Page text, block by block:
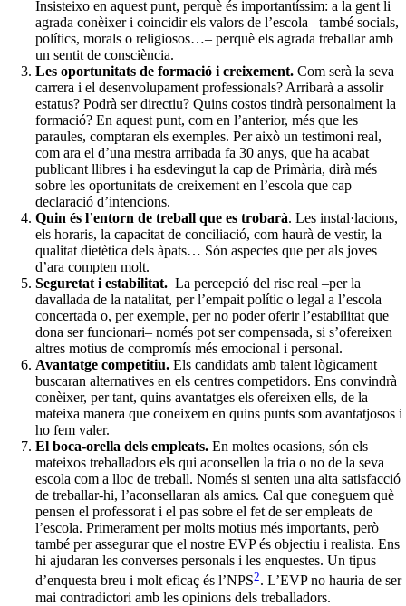
Insisteixo en aquest punt, perquè és importantíssim: a la gent li
agrada conèixer i coincidir els valors de l’escola –també socials,
polítics, morals o religiosos…– perquè els agrada treballar amb
un sentit de consciència.
Les oportunitats de formació i creixement. Com serà la seva
carrera i el desenvolupament professionals? Arribarà a assolir
estatus? Podrà ser directiu? Quins costos tindrà personalment la
formació? En aquest punt, com en l’anterior, més que les
paraules, comptaran els exemples. Per això un testimoni real,
com ara el d’una mestra arribada fa 30 anys, que ha acabat
publicant llibres i ha esdevingut la cap de Primària, dirà més
sobre les oportunitats de creixement en l’escola que cap
declaració d’intencions.
Quin és l’entorn de treball que es trobarà. Les instal·lacions,
els horaris, la capacitat de conciliació, com haurà de vestir, la
qualitat dietètica dels àpats… Són aspectes que per als joves
d’ara compten molt.
Seguretat i estabilitat. La percepció del risc real –per la
davallada de la natalitat, per l’empait polític o legal a l’escola
concertada o, per exemple, per no poder oferir l’estabilitat que
dona ser funcionari– només pot ser compensada, si s’ofereixen
altres motius de compromís més emocional i personal.
Avantatge competitiu. Els candidats amb talent lògicament
buscaran alternatives en els centres competidors. Ens convindrà
conèixer, per tant, quins avantatges els ofereixen ells, de la
mateixa manera que coneixem en quins punts som avantatjosos i
ho fem valer.
El boca-orella dels empleats. En moltes ocasions, són els
mateixos treballadors els qui aconsellen la tria o no de la seva
escola com a lloc de treball. Només si senten una alta satisfacció
de treballar-hi, l’aconsellaran als amics. Cal que coneguem què
pensen el professorat i el pas sobre el fet de ser empleats de
l’escola. Primerament per molts motius més importants, però
també per assegurar que el nostre EVP és objectiu i realista. Ens
hi ajudaran les converses personals i les enquestes. Un tipus
d’enquesta breu i molt eficaç és l’NPS2. L’EVP no hauria de ser
mai contradictori amb les opinions dels treballadors.